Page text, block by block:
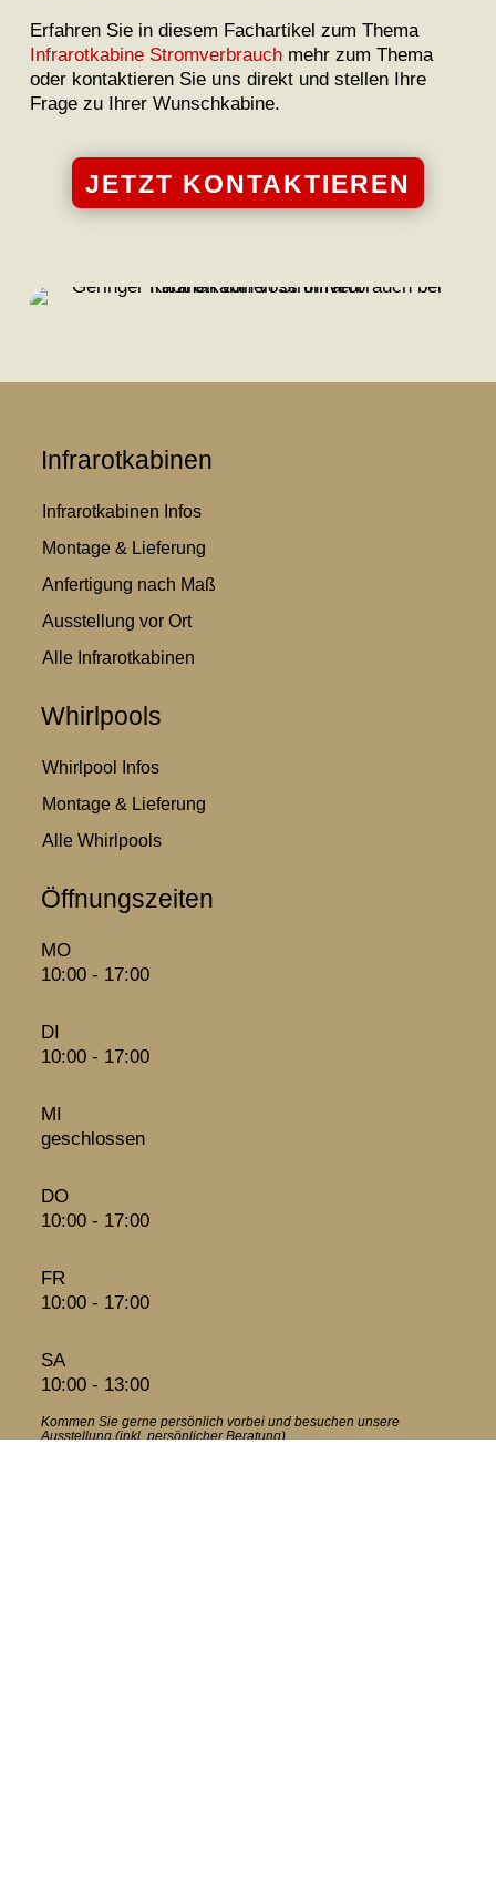
Erfahren Sie in diesem Fachartikel zum Thema
Infrarotkabine Stromverbrauchmehr zum Thema
oder kontaktieren Sie uns direkt und stellen Ihre
Frage zu Ihrer Wunschkabine.
JETZT KONTAKTIEREN
Infrarotkabinen
Infrarotkabinen Infos
Montage & Lieferung
Anfertigung nach Maß
Ausstellung vor Ort
Alle Infrarotkabinen
Whirlpools
Whirlpool Infos
Montage & Lieferung
Alle Whirlpools
Öffnungszeiten
MO
10:00 - 17:00
DI
10:00 - 17:00
MI
geschlossen
DO
10:00 - 17:00
FR
10:00 - 17:00
SA
10:00 - 13:00
Kommen Sie gerne persönlich vorbei und besuchen unsere
Ausstellung (inkl. persönlicher Beratung)